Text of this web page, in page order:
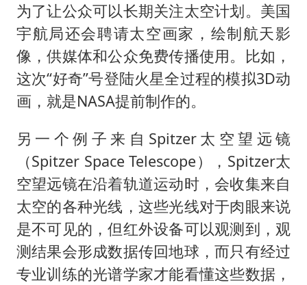
为了让公众可以长期关注太空计划。美国
宇航局还会聘请太空画家，绘制航天影
像，供媒体和公众免费传播使用。比如，
这次“好奇”号登陆火星全过程的模拟3D动
画，就是NASA提前制作的。
另一个例子来自Spitzer太空望远镜
（Spitzer Space Telescope），Spitzer太
空望远镜在沿着轨道运动时，会收集来自
太空的各种光线，这些光线对于肉眼来说
是不可见的，但红外设备可以观测到，观
测结果会形成数据传回地球，而只有经过
专业训练的光谱学家才能看懂这些数据，